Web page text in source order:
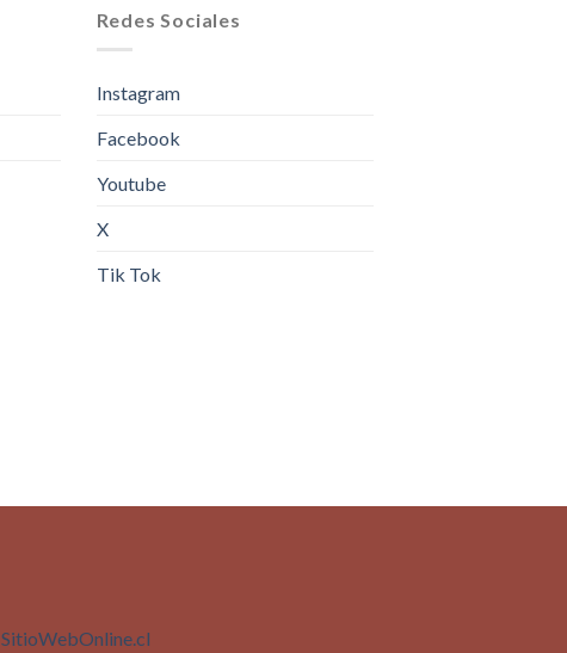
Redes Sociales
Instagram
Facebook
Youtube
X
Tik Tok